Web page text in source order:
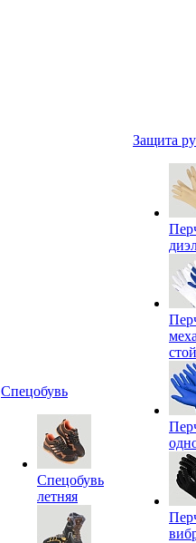
Спецобувь
Спецобувь
летняя
Защита